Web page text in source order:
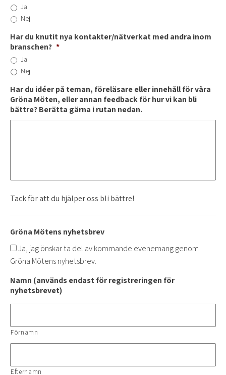
Ja
Nej
Har du knutit nya kontakter/nätverkat med andra inom
branschen? *
Ja
Nej
Har du idéer på teman, föreläsare eller innehåll för våra
Gröna Möten, eller annan feedback för hur vi kan bli
bättre? Berätta gärna i rutan nedan.
Tack för att du hjälper oss bli bättre!
Gröna Mötens nyhetsbrev
Ja, jag önskar ta del av kommande evenemang genom
Gröna Mötens nyhetsbrev.
Namn (används endast för registreringen för
nyhetsbrevet)
Förnamn
Efternamn